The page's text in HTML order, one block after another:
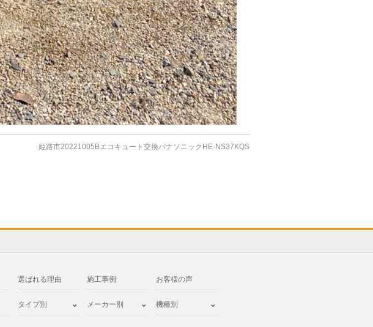
姫路市20221005Bエコキュート交換パナソニックHE-NS37KQS
選ばれる理由 施工事例 お客様の声
タイプ別 メーカー別 機種別